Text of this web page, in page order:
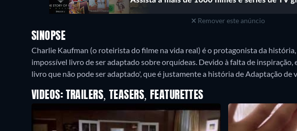
Remover este anúncio
SINOPSE
Charlie Kaufman (o roteirista do filme na vida real) é o protagonista da
impossível livro de ser adaptado sobre orquídeas. Devido à falta de
livro que não pode ser adaptado', que é justamente a história de Adaptação de
VIDEOS: TRAILERS, TEASERS, FEATURETTES